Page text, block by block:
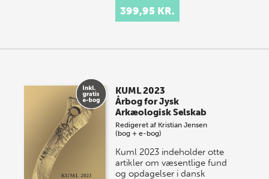
399,95 KR.
KUML 2023
Årbog for Jysk
Arkæologisk Selskab
Redigeret af Kristian Jensen
(bog + e-bog)
Kuml 2023 indeholder otte
artikler om væsentlige fund
og opdagelser i dansk